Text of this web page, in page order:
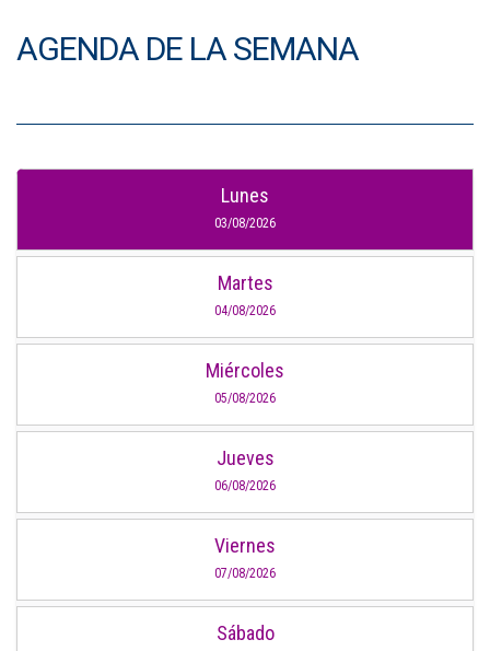
AGENDA DE LA SEMANA
Lunes
03/08/2026
Martes
04/08/2026
Miércoles
05/08/2026
Jueves
06/08/2026
Viernes
07/08/2026
Sábado